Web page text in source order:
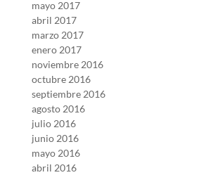
mayo 2017
abril 2017
marzo 2017
enero 2017
noviembre 2016
octubre 2016
septiembre 2016
agosto 2016
julio 2016
junio 2016
mayo 2016
abril 2016